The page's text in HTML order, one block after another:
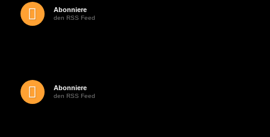
Abonniere
den RSS Feed
Abonniere
den RSS Feed